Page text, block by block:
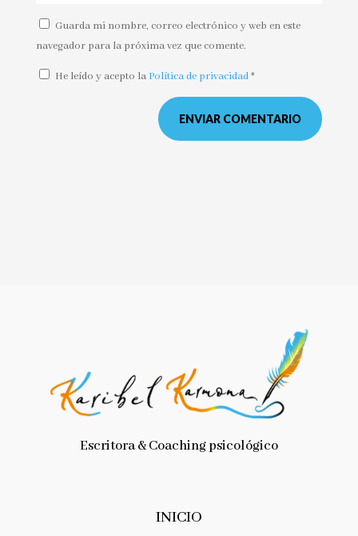
Guarda mi nombre, correo electrónico y web en este
navegador para la próxima vez que comente.
He leído y acepto la Política de privacidad*
ENVIAR COMENTARIO
Escritora & Coaching psicológico
INICIO